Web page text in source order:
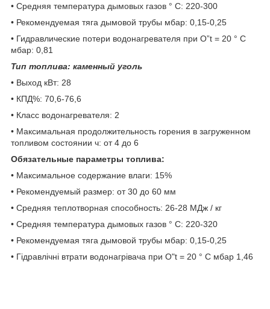
• Средняя температура дымовых газов ° C: 220-300
• Рекомендуемая тяга дымовой трубы мбар: 0,15-0,25
• Гидравлические потери водонагревателя при О”t = 20 ° C
мбар: 0,81
Тип топлива: каменный уголь
• Выход кВт: 28
• КПД%: 70,6-76,6
• Класс водонагревателя: 2
• Максимальная продолжительность горения в загруженном
топливом состоянии ч: от 4 до 6
Обязательные параметры топлива:
• Максимальное содержание влаги: 15%
• Рекомендуемый размер: от 30 до 60 мм
• Средняя теплотворная способность: 26-28 МДж / кг
• Средняя температура дымовых газов ° C: 220-320
• Рекомендуемая тяга дымовой трубы мбар: 0,15-0,25
• Гідравлічні втрати водонагрівача при О"t = 20 ° C мбар 1,46